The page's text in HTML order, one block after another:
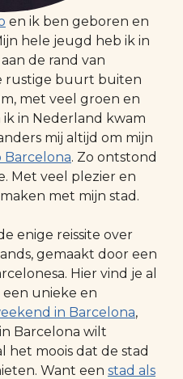
en ik ben geboren en
hele jeugd heb ik in
de rand van
rustige buurt buiten
met veel groen en
ik in Nederland kwam
mij altijd om mijn
. Zo ontstond
Met veel plezier en
met mijn stad.
enige reissite over
gemaakt door een
Hier vind je al
een unieke en
in Barcelona,
Barcelona wilt
het moois dat de stad
Want een stad als